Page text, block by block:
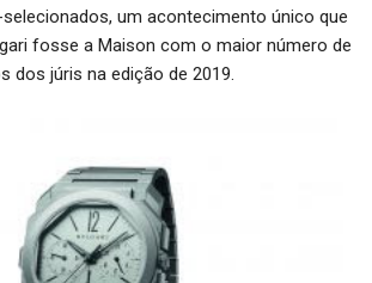
um acontecimento único que
fosse a Maison com o maior número de
dos júris na edição de 2019.